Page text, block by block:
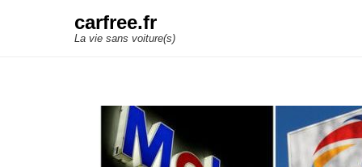
carfree.fr
La vie sans voiture(s)